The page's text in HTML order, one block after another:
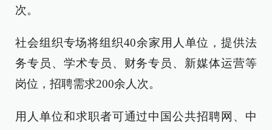
次。
社会组织专场将组织40余家用人单位，提供法
务专员、学术专员、财务专员、新媒体运营等
岗位，招聘需求200余人次。
用人单位和求职者可通过中国公共招聘网、中